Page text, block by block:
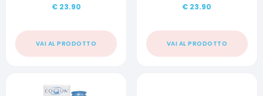
€ 23.90
VAI AL PRODOTTO
€ 23.90
VAI AL PRODOTTO